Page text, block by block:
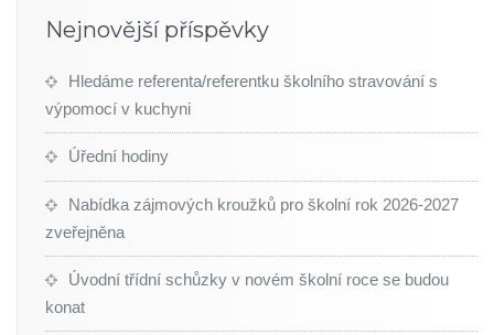
Nejnovější příspěvky
Hledáme referenta/referentku školního stravování s
výpomocí v kuchyni
Úřední hodiny
Nabídka zájmových kroužků pro školní rok 2026-2027
zveřejněna
Úvodní třídní schůzky v novém školní roce se budou
konat